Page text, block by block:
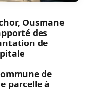
Ousmane
des
de
de
parcelle à